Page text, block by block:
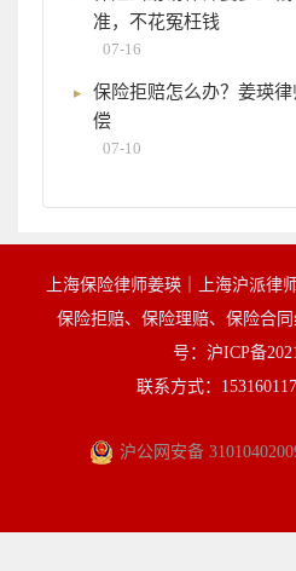
准，不花冤枉钱
07-16
保险拒赔怎么办？姜瑛
偿
07-10
上海保险律师姜瑛｜上海沪派律
保险拒赔、保险理赔、保险合
号：沪ICP备
联系方式：
沪公网安备